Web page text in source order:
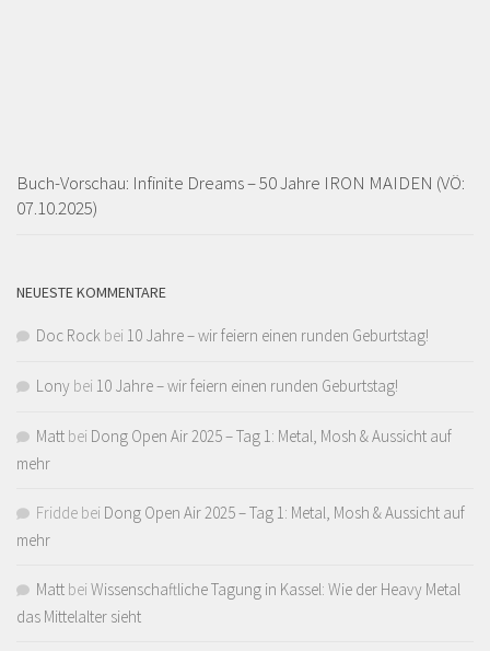
Buch-Vorschau: Infinite Dreams – 50 Jahre IRON MAIDEN (VÖ:
07.10.2025)
NEUESTE KOMMENTARE
Doc Rock bei 10 Jahre – wir feiern einen runden Geburtstag!
Lony bei 10 Jahre – wir feiern einen runden Geburtstag!
Matt bei Dong Open Air 2025 – Tag 1: Metal, Mosh & Aussicht auf
mehr
Fridde bei Dong Open Air 2025 – Tag 1: Metal, Mosh & Aussicht auf
mehr
Matt bei Wissenschaftliche Tagung in Kassel: Wie der Heavy Metal
das Mittelalter sieht